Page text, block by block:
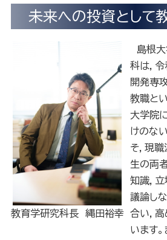
未来への投資として
教育学研究科長 縄田裕幸
島根大
科は，
開発専
教職と
大学院
けのな
そ，現
生の両
知識，
議論し
合い，
います